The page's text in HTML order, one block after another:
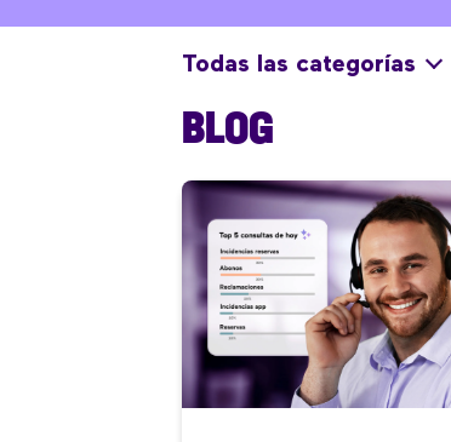
Todas las categorías
BLOG